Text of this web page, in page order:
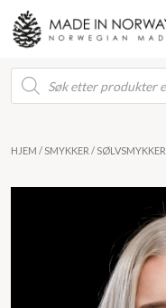
Products
search
HJEM / SMYKKER / SØLVSMYKKER